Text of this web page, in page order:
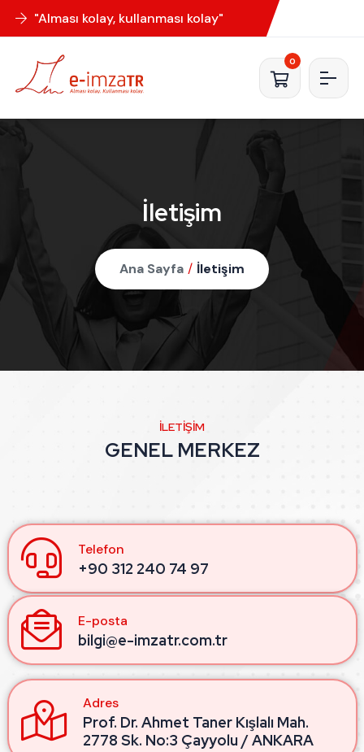
"Alması kolay, kullanması kolay"
0
İletişim
Ana Sayfa / İletişim
İLETIŞIM
GENEL MERKEZ
Telefon
+90 312 240 74 97
E-posta
bilgi@e-imzatr.com.tr
Adres
Prof. Dr. Ahmet Taner Kışlalı Mah.
2778 Sk. No:3 Çayyolu / ANKARA